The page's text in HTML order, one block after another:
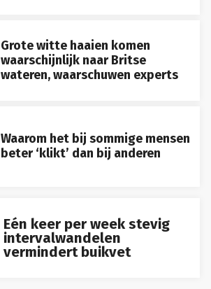
Grote witte haaien komen
waarschijnlijk naar Britse
wateren, waarschuwen experts
Waarom het bij sommige mensen
beter ‘klikt’ dan bij anderen
Eén keer per week stevig
intervalwandelen
vermindert buikvet